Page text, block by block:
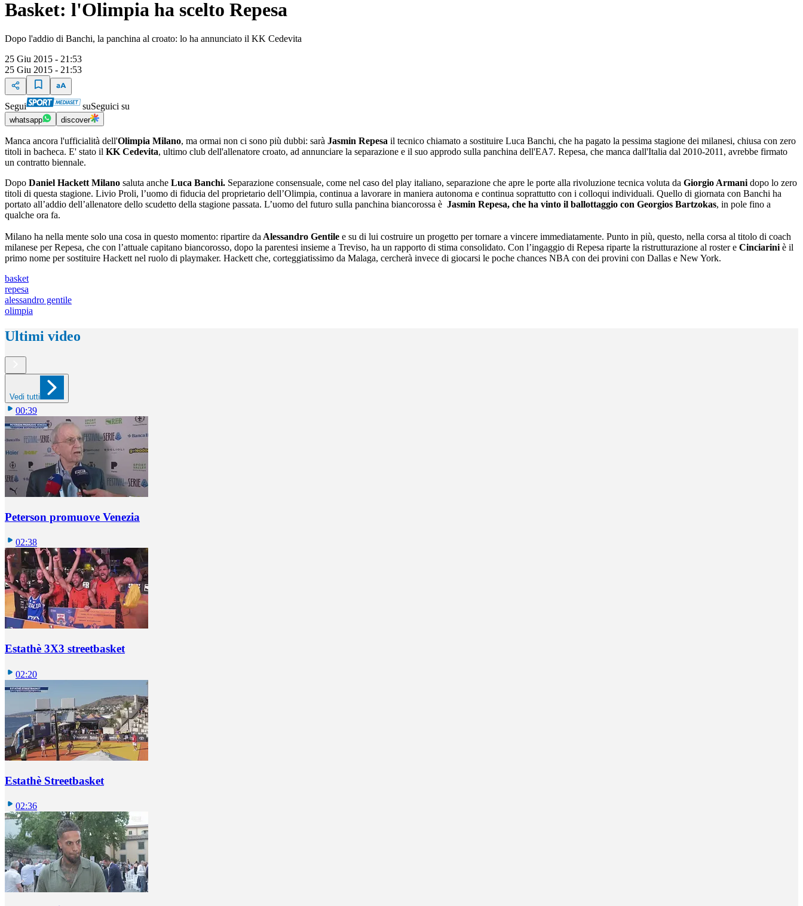
Basket: l'Olimpia ha scelto Repesa
Dopo l'addio di Banchi, la panchina al croato: lo ha annunciato il KK Cedevita
25 Giu 2015 - 21:53
25 Giu 2015 - 21:53
Segui suSeguici su
whatsapp discover
Manca ancora l'ufficialità dell'Olimpia Milano, ma ormai non ci sono più dubbi: sarà Jasmin Repesa il tecnico chiamato a sostituire Luca Banchi, che ha pagato la pessima stagione dei milanesi, chiusa con zero
titoli in bacheca. E' stato il KK Cedevita, ultimo club dell'allenatore croato, ad annunciare la separazione e il suo approdo sulla panchina dell'EA7. Repesa, che manca dall'Italia dal 2010-2011, avrebbe firmato
un contratto biennale.
Dopo Daniel Hackett Milano saluta anche Luca Banchi. Separazione consensuale, come nel caso del play italiano, separazione che apre le porte alla rivoluzione tecnica voluta da Giorgio Armani dopo lo zero
titoli di questa stagione. Livio Proli, l’uomo di fiducia del proprietario dell’Olimpia, continua a lavorare in maniera autonoma e continua soprattutto con i colloqui individuali. Quello di giornata con Banchi ha
portato all’addio dell’allenatore dello scudetto della stagione passata. L’uomo del futuro sulla panchina biancorossa è Jasmin Repesa, che ha vinto il ballottaggio con Georgios Bartzokas, in pole fino a
qualche ora fa.
Milano ha nella mente solo una cosa in questo momento: ripartire da Alessandro Gentile e su di lui costruire un progetto per tornare a vincere immediatamente. Punto in più, questo, nella corsa al titolo di coach
milanese per Repesa, che con l’attuale capitano biancorosso, dopo la parentesi insieme a Treviso, ha un rapporto di stima consolidato. Con l’ingaggio di Repesa riparte la ristrutturazione al roster e Cinciarini è il
primo nome per sostituire Hackett nel ruolo di playmaker. Hackett che, corteggiatissimo da Malaga, cercherà invece di giocarsi le poche chances NBA con dei provini con Dallas e New York.
basket
repesa
alessandro gentile
olimpia
Ultimi video
Vedi tutti
00:39
Peterson promuove Venezia
02:38
Estathè 3X3 streetbasket
02:20
Estathè Streetbasket
02:36